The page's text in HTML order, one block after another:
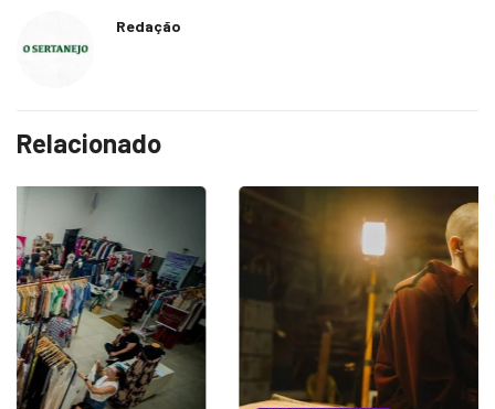
Redação
Relacionado